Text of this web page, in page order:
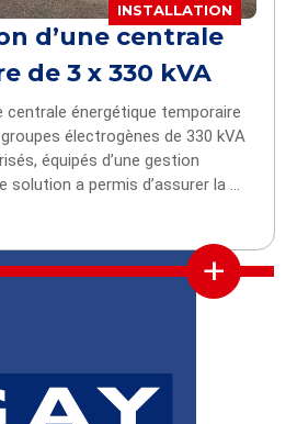
INSTALLATION
d’une centrale
de 3 x 330 kVA
centrale énergétique temporaire
électrogènes de 330 kVA
équipés d’une gestion
a permis d’assurer la ...
+